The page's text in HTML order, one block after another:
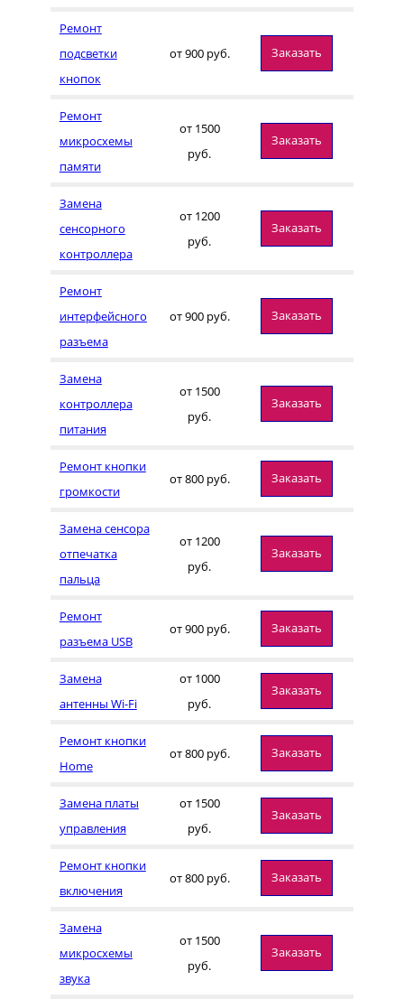
Ремонт
подсветки
кнопок
от 900 руб. Заказать
Ремонт
микросхемы
памяти
от 1500
руб.
Заказать
Замена
сенсорного
контроллера
от 1200
руб.
Заказать
Ремонт
интерфейсного
разъема
от 900 руб. Заказать
Замена
контроллера
питания
от 1500
руб.
Заказать
Ремонт кнопки
громкости
от 800 руб. Заказать
Замена сенсора
отпечатка
пальца
от 1200
руб.
Заказать
Ремонт
разъема USB
от 900 руб. Заказать
Замена
антенны Wi-Fi
от 1000
руб.
Заказать
Ремонт кнопки
Home
от 800 руб. Заказать
Замена платы
управления
от 1500
руб.
Заказать
Ремонт кнопки
включения
от 800 руб. Заказать
Замена
микросхемы
звука
от 1500
руб.
Заказать